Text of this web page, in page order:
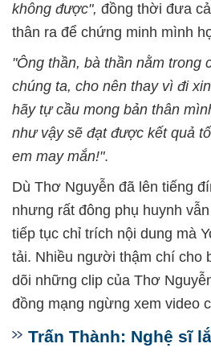
không được", đồng thời đưa
thân ra để chứng minh mình
"Ông thần, bà thần nằm trong
chúng ta, cho nên thay vì đi
hãy tự cầu mong bản thân
như vậy sẽ đạt được kết quả
em may mắn!".
Dù Thơ Nguyễn đã lên tiếng
nhưng rất đông phụ huynh
tiếp tục chỉ trích nội dung mà
tải. Nhiều người thậm chí cho
dõi những clip của Thơ
đồng mạng ngừng xem video
Trấn Thành: Nghệ sĩ